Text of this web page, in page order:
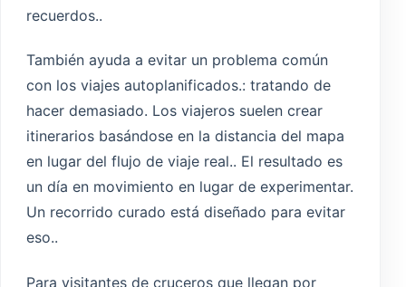
recuerdos..
También ayuda a evitar un problema común
con los viajes autoplanificados.: tratando de
hacer demasiado. Los viajeros suelen crear
itinerarios basándose en la distancia del mapa
en lugar del flujo de viaje real.. El resultado es
un día en movimiento en lugar de experimentar.
Un recorrido curado está diseñado para evitar
eso..
Para visitantes de cruceros que llegan por